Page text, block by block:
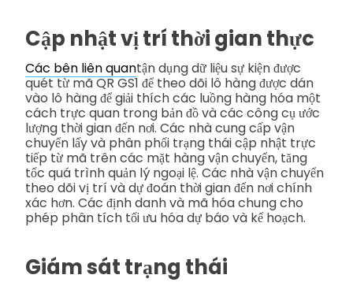
Cập nhật vị trí thời gian thực
Các bên liên quantận dụng dữ liệu sự kiện được
quét từ mã QR GS1 để theo dõi lô hàng được dán
vào lô hàng để giải thích các luồng hàng hóa một
cách trực quan trong bản đồ và các công cụ ước
lượng thời gian đến nơi. Các nhà cung cấp vận
chuyển lấy và phân phối trạng thái cập nhật trực
tiếp từ mã trên các mặt hàng vận chuyển, tăng
tốc quá trình quản lý ngoại lệ. Các nhà vận chuyển
theo dõi vị trí và dự đoán thời gian đến nơi chính
xác hơn. Các định danh và mã hóa chung cho
phép phân tích tối ưu hóa dự báo và kế hoạch.
Giám sát trạng thái